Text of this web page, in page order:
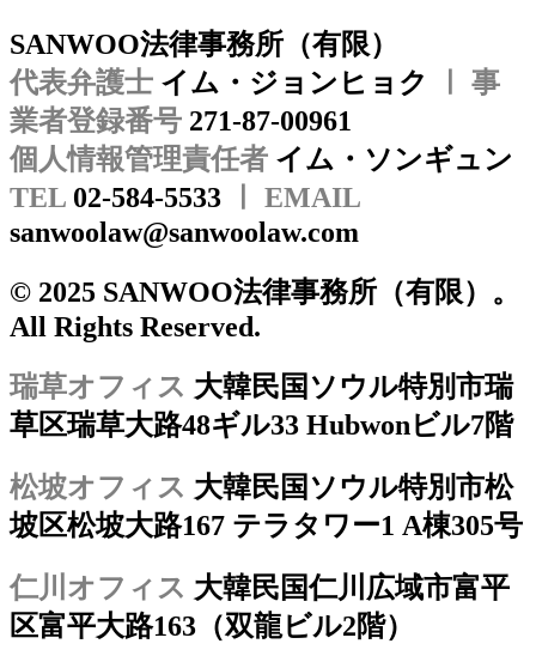
SANWOO法律事務所（有限）
代表弁護士 イム・ジョンヒョク
ㅣ 事
業者登録番号 271-87-00961
個人情報管理責任者 イム・ソンギュン
TEL 02-584-5533 ㅣ EMAIL
sanwoolaw@sanwoolaw.com
© 2025 SANWOO法律事務所（有限）。
All Rights Reserved.
瑞草オフィス 大韓民国ソウル特別市瑞
草区瑞草大路48ギル33 Hubwonビル7階
松坡オフィス 大韓民国ソウル特別市松
坡区松坡大路167 テラタワー1 A棟305号
仁川オフィス 大韓民国仁川広域市富平
区富平大路163（双龍ビル2階）